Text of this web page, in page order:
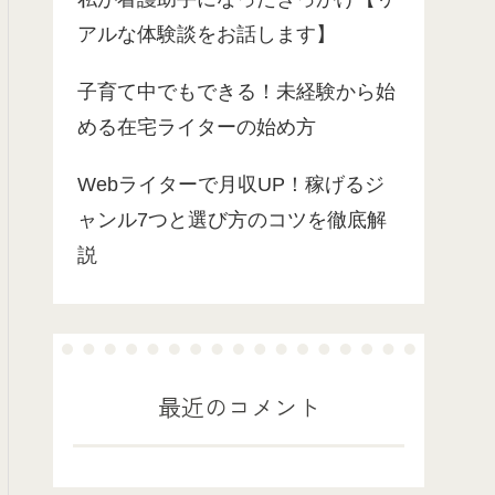
アルな体験談をお話します】
子育て中でもできる！未経験から始
める在宅ライターの始め方
Webライターで月収UP！稼げるジ
ャンル7つと選び方のコツを徹底解
説
最近のコメント